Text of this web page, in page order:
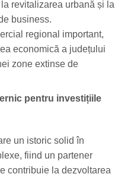
revitalizarea urbană și la
business.
regional important,
economică a județului
zone extinse de
pentru investițiile
un istoric solid în
fiind un partener
contribuie la dezvoltarea